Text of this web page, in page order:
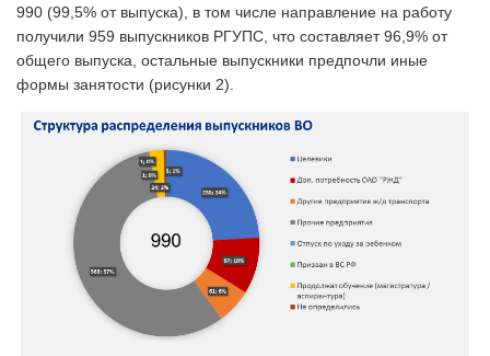
990 (99,5% от выпуска), в том числе направление на работу
получили 959 выпускников РГУПС, что составляет 96,9% от
общего выпуска, остальные выпускники предпочли иные
формы занятости (рисунки 2).